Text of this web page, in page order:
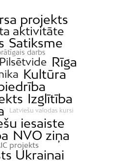
projekts
aktivitāte
Satiksme
darbs
Rīga
Kultūra
Izglītība
Latviešu valodas kursi
iesaiste
NVO ziņa
projekts
Ukrainai